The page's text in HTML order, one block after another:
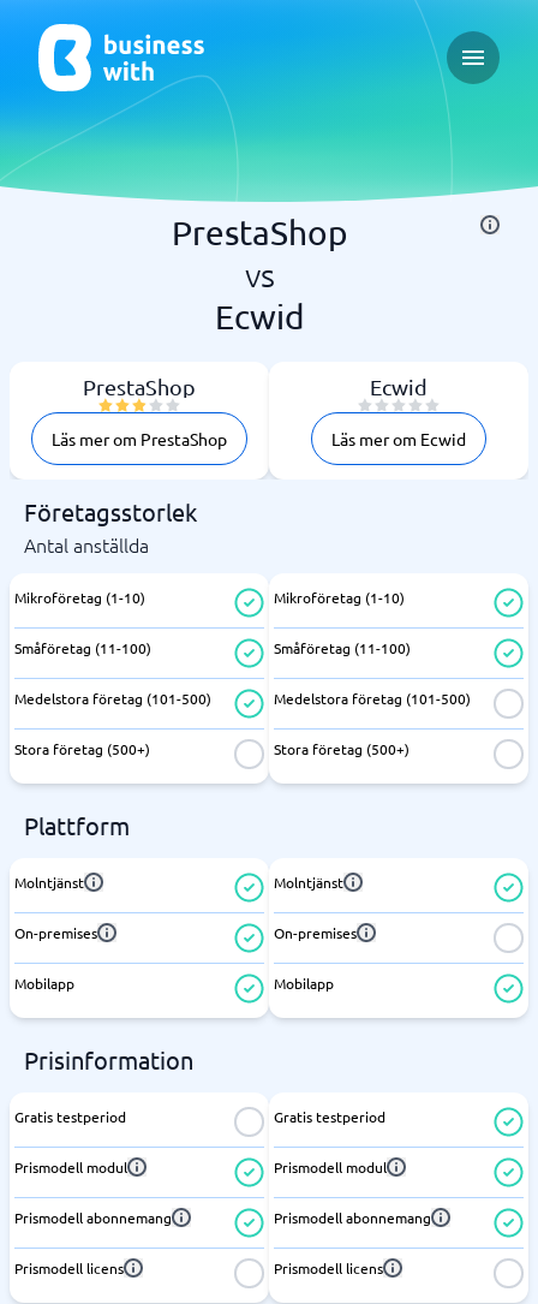
Open
PrestaShop
vs
Ecwid
PrestaShop
Läs mer om PrestaShop
Ecwid
Läs mer om Ecwid
Företagsstorlek
Antal anställda
Mikroföretag (1-10)
Småföretag (11-100)
Medelstora företag (101-500)
Stora företag (500+)
Mikroföretag (1-10)
Småföretag (11-100)
Medelstora företag (101-500)
Stora företag (500+)
Plattform
Molntjänst
On-premises
Mobilapp
Molntjänst
On-premises
Mobilapp
Prisinformation
Gratis testperiod
Prismodell modul
Prismodell abonnemang
Prismodell licens
Gratis testperiod
Prismodell modul
Prismodell abonnemang
Prismodell licens